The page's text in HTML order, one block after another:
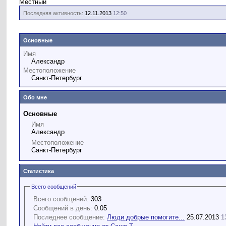
Местный
Последняя активность: 12.11.2013 12:50
Основные
Имя
Александр
Местоположение
Санкт-Петербург
Обо мне
Основные
Имя
Александр
Местоположение
Санкт-Петербург
Статистика
Всего сообщений
Всего сообщений: 303
Сообщений в день: 0.05
Последнее сообщение: Люди добрые помогите... 25.07.2013